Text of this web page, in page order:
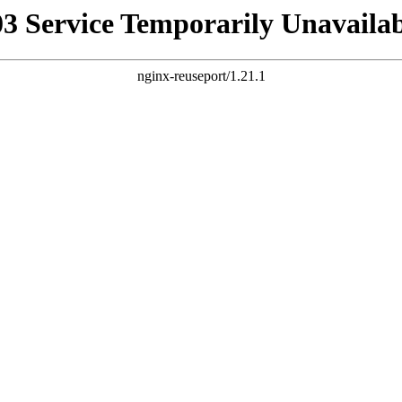
Service Temporarily
nginx-reuseport/1.21.1